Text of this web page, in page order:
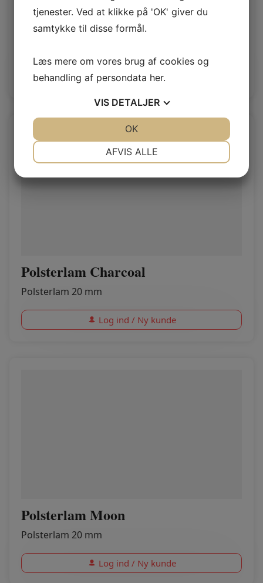
Rio Calypsy
Log ind / Ny kunde
Polsterlam Charcoal
Polsterlam 20 mm
Log ind / Ny kunde
Polsterlam Moon
Polsterlam 20 mm
Log ind / Ny kunde
tjenester. Ved at klikke på 'OK' giver du
samtykke til disse formål.
Læs mere om vores brug af cookies og
behandling af persondata her.
VIS DETALJER
AFVIS ALLE
OK